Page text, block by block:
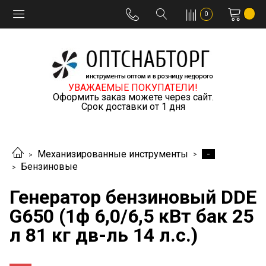
0
УВАЖАЕМЫЕ ПОКУПАТЕЛИ!
Оформить заказ можете через сайт.
Срок доставки от 1 дня
Механизированные инструменты
-
Бензиновые
Генератор бензиновый DDE
G650 (1ф 6,0/6,5 кВт бак 25
л 81 кг дв-ль 14 л.с.)